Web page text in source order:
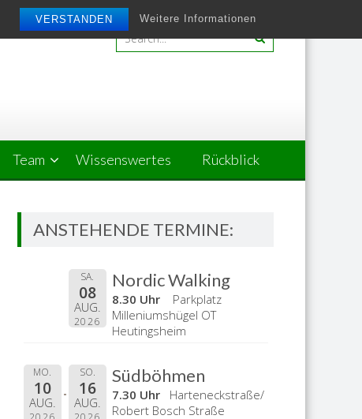
VERSTANDEN Weitere Informationen
Team Wissenswertes Rückblick
ANSTEHENDE TERMINE:
SA.
08
AUG.
2026
Nordic Walking
8.30 Uhr
Parkplatz
Milleniumshügel OT
Heutingsheim
MO.
10
AUG.
SO.
16
AUG.
Südböhmen
7.30 Uhr
Harteneckstraße/
Robert Bosch Straße